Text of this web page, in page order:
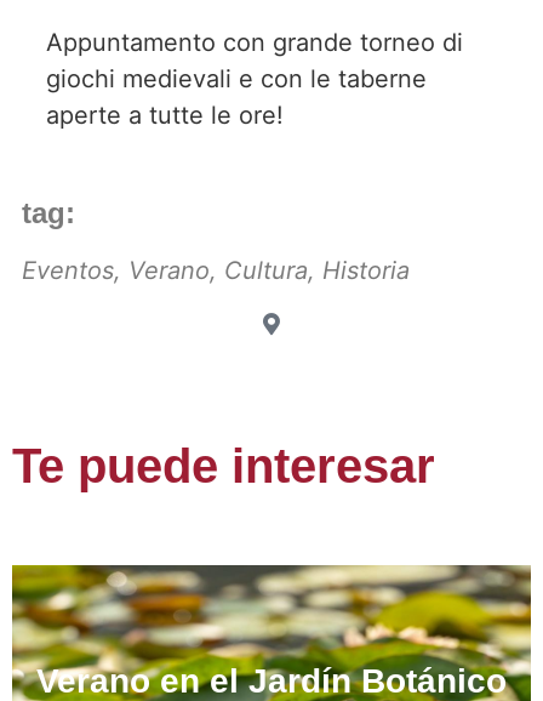
Appuntamento con grande torneo di
giochi medievali e con le taberne
aperte a tutte le ore!
tag:
Eventos, Verano, Cultura, Historia
Te puede interesar
Verano en el Jardín Botánico